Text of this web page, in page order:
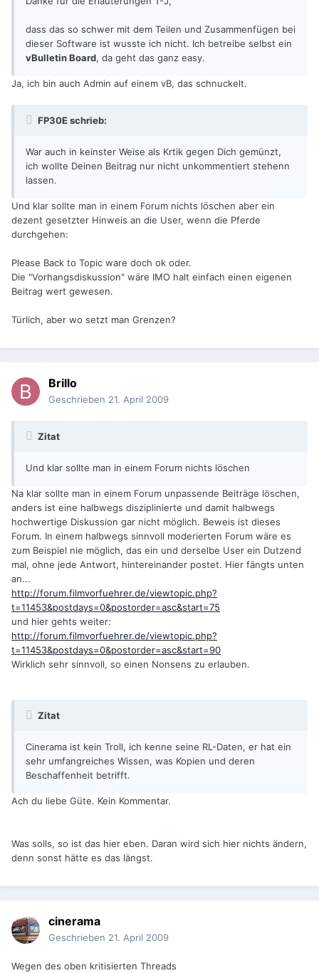
dass das so schwer mit dem Teilen und Zusammenfügen bei
dieser Software ist wusste ich nicht. Ich betreibe selbst ein
vBulletin Board, da geht das ganz easy.
Ja, ich bin auch Admin auf einem vB, das schnuckelt.
FP30E schrieb:
War auch in keinster Weise als Krtik gegen Dich gemünzt,
ich wollte Deinen Beitrag nur nicht unkommentiert stehenn
lassen.
Und klar sollte man in einem Forum nichts löschen aber ein
dezent gesetzter Hinweis an die User, wenn die Pferde
durchgehen:
Please Back to Topic ware doch ok oder.
Die "Vorhangsdiskussion" wäre IMO halt einfach einen eigenen
Beitrag wert gewesen.
Türlich, aber wo setzt man Grenzen?
Brillo
Geschrieben 21. April 2009
Zitat
Und klar sollte man in einem Forum nichts löschen
Na klar sollte man in einem Forum unpassende Beiträge löschen,
anders ist eine halbwegs disziplinierte und damit halbwegs
hochwertige Diskussion gar nicht möglich. Beweis ist dieses
Forum. In einem halbwegs sinnvoll moderierten Forum wäre es
zum Beispiel nie möglich, das ein und derselbe User ein Dutzend
mal, ohne jede Antwort, hintereinander postet. Hier fängts unten
an...
http://forum.filmvorfuehrer.de/viewtopic.php?
t=11453&postdays=0&postorder=asc&start=75
und hier gehts weiter:
http://forum.filmvorfuehrer.de/viewtopic.php?
t=11453&postdays=0&postorder=asc&start=90
Wirklich sehr sinnvoll, so einen Nonsens zu erlauben.
Zitat
Cinerama ist kein Troll, ich kenne seine RL-Daten, er hat ein
sehr umfangreiches Wissen, was Kopien und deren
Beschaffenheit betrifft.
Ach du liebe Güte. Kein Kommentar.
Was solls, so ist das hier eben. Daran wird sich hier nichts ändern,
denn sonst hätte es das längst.
cinerama
Geschrieben 21. April 2009
Wegen des oben kritisierten Threads